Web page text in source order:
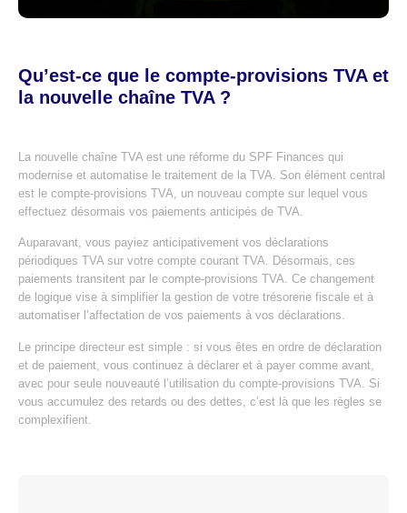
Qu’est-ce que le compte-provisions TVA et
la nouvelle chaîne TVA ?
La nouvelle chaîne TVA est une réforme du SPF Finances qui
modernise et automatise le traitement de la TVA. Son élément central
est le compte-provisions TVA, un nouveau compte sur lequel vous
effectuez désormais vos paiements anticipés de TVA.
Auparavant, vous payiez anticipativement vos déclarations
périodiques TVA sur votre compte courant TVA. Désormais, ces
paiements transitent par le compte-provisions TVA. Ce changement
de logique vise à simplifier la gestion de votre trésorerie fiscale et à
automatiser l’affectation de vos paiements à vos déclarations.
Le principe directeur est simple : si vous êtes en ordre de déclaration
et de paiement, vous continuez à déclarer et à payer comme avant,
avec pour seule nouveauté l’utilisation du compte-provisions TVA. Si
vous accumulez des retards ou des dettes, c’est là que les règles se
complexifient.